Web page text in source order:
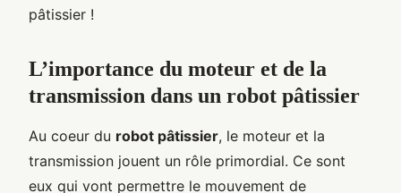
pâtissier !
L’importance du moteur et de la
transmission dans un robot pâtissier
Au coeur du robot pâtissier, le moteur et la
transmission jouent un rôle primordial. Ce sont
eux qui vont permettre le mouvement de